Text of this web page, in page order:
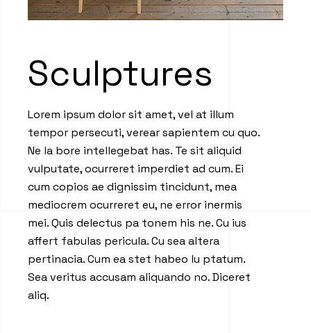
Sculptures
Lorem ipsum dolor sit amet, vel at illum
tempor persecuti, verear sapientem cu quo.
Ne la bore intellegebat has. Te sit aliquid
vulputate, ocurreret imperdiet ad cum. Ei
cum copios ae dignissim tincidunt, mea
mediocrem ocurreret eu, ne error inermis
mei. Quis delectus pa tonem his ne. Cu ius
affert fabulas pericula. Cu sea altera
pertinacia. Cum ea stet habeo lu ptatum.
Sea veritus accusam aliquando no. Diceret
aliq.